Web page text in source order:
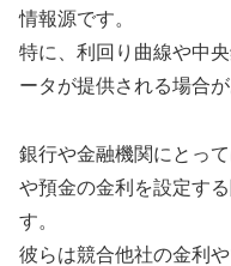
情報源です。
特に、利回り曲線や中
ータが提供される場合が
銀行や金融機関にとっ
や預金の金利を設定す
す。
彼らは競合他社の金利